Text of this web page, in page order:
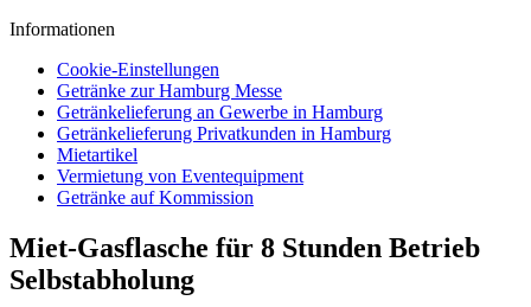
Informationen
Cookie-Einstellungen
Getränke zur Hamburg Messe
Getränkelieferung an Gewerbe in Hamburg
Getränkelieferung Privatkunden in Hamburg
Mietartikel
Vermietung von Eventequipment
Getränke auf Kommission
Miet-Gasflasche für 8 Stunden Betrieb
Selbstabholung